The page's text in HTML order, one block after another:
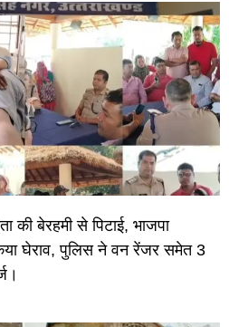
की बेरहमी से पिटाई, भाजपा
घेराव, पुलिस ने वन रेंजर समेत 3